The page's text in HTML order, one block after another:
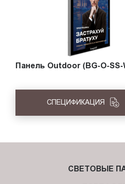
Панель Outdoor (BG-O-SS-
СПЕЦИФИКАЦИЯ
СВЕТОВЫЕ